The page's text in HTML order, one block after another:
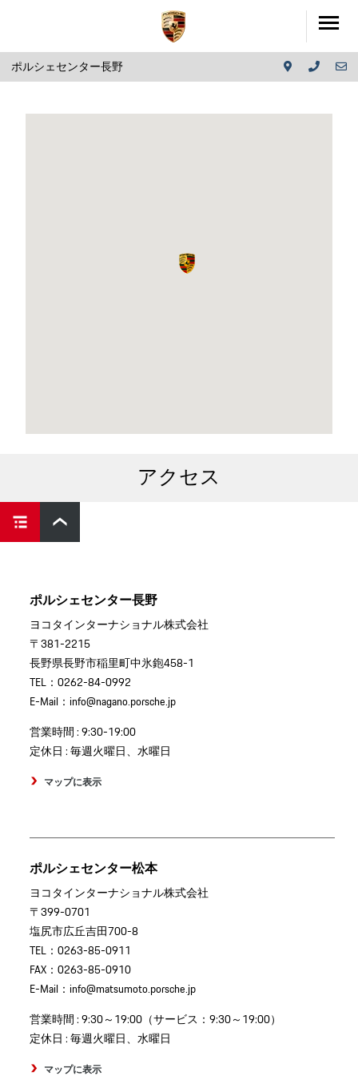
ポルシェセンター長野
アクセス
ポルシェセンター長野
ヨコタインターナショナル株式会社
〒381-2215
長野県長野市稲里町中氷鉋458-1
TEL：0262-84-0992
E-Mail：info@nagano.porsche.jp
営業時間 : 9:30-19:00
定休日 : 毎週火曜日、水曜日
マップに表示
ポルシェセンター松本
ヨコタインターナショナル株式会社
〒399-0701
塩尻市広丘吉田700-8
TEL：0263-85-0911
FAX：0263-85-0910
E-Mail：info@matsumoto.porsche.jp
営業時間 : 9:30～19:00（サービス：9:30～19:00）
定休日 : 毎週火曜日、水曜日
マップに表示